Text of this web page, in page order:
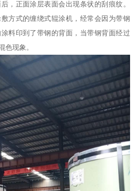
，正面涂层表面会出现条状的刮痕纹。
方式的缠绕式辊涂机，经常会因为带钢
料印到了带钢的背面，当带钢背面经过
色现象。